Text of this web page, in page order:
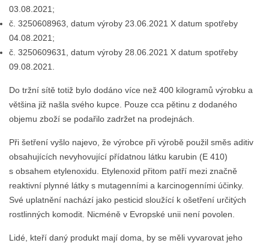
03.08.2021;
č. 3250608963, datum výroby 23.06.2021 X datum spotřeby
04.08.2021;
č. 3250609631, datum výroby 28.06.2021 X datum spotřeby
09.08.2021.
Do tržní sítě totiž bylo dodáno více než 400 kilogramů výrobku a
většina již našla svého kupce. Pouze cca pětinu z dodaného
objemu zboží se podařilo zadržet na prodejnách.
Při šetření vyšlo najevo, že výrobce při výrobě použil směs aditiv
obsahujících nevyhovující přídatnou látku karubin (E 410)
s obsahem etylenoxidu. Etylenoxid přitom patří mezi značně
reaktivní plynné látky s mutagenními a karcinogenními účinky.
Své uplatnění nachází jako pesticid sloužící k ošetření určitých
rostlinných komodit. Nicméně v Evropské unii není povolen.
Lidé, kteří daný produkt mají doma, by se měli vyvarovat jeho